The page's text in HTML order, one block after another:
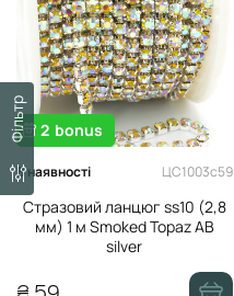
Фільтр 2 bonus
В наявності ЦС1003с59
Стразовий ланцюг ss10 (2,8
мм) 1 м Smoked Topaz AB
silver